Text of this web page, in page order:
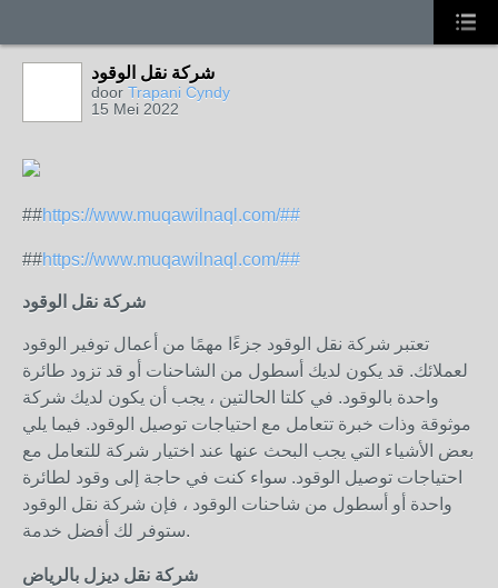
شركة نقل الوقود
door Trapani Cyndy
15 Mei 2022
##https://www.muqawilnaql.com/##
##https://www.muqawilnaql.com/##
شركة نقل الوقود
تعتبر شركة نقل الوقود جزءًا مهمًا من أعمال توفير الوقود
لعملائك. قد يكون لديك أسطول من الشاحنات أو قد تزود طائرة
واحدة بالوقود. في كلتا الحالتين ، يجب أن يكون لديك شركة
موثوقة وذات خبرة تتعامل مع احتياجات توصيل الوقود. فيما يلي
بعض الأشياء التي يجب البحث عنها عند اختيار شركة للتعامل مع
احتياجات توصيل الوقود. سواء كنت في حاجة إلى وقود لطائرة
واحدة أو أسطول من شاحنات الوقود ، فإن شركة نقل الوقود
ستوفر لك أفضل خدمة.
شركة نقل ديزل بالرياض